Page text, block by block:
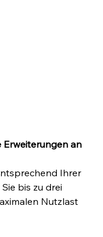
an
Ihrer
bis zu drei
Nutzlast